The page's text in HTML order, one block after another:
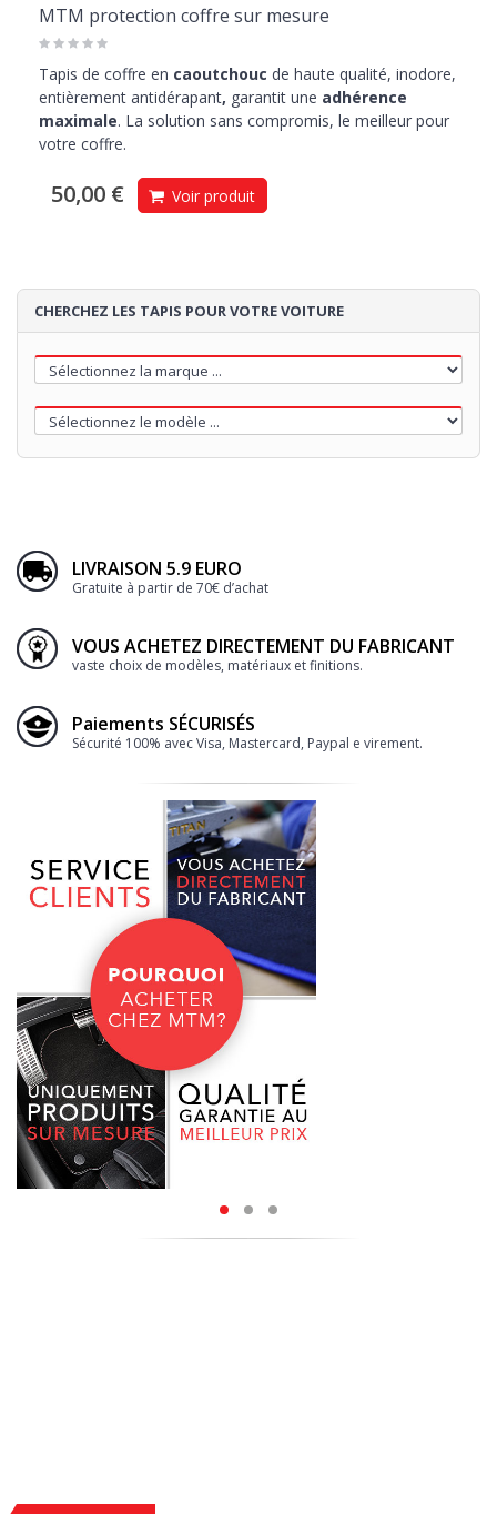
MTM protection coffre sur mesure
Tapis de coffre en caoutchouc de haute qualité, inodore,
entièrement antidérapant, garantit une adhérence
maximale. La solution sans compromis, le meilleur pour
votre coffre.
50,00 € Voir produit
CHERCHEZ LES TAPIS POUR VOTRE VOITURE
LIVRAISON 5.9 EURO
Gratuite à partir de 70€ d’achat
VOUS ACHETEZ DIRECTEMENT DU FABRICANT
vaste choix de modèles, matériaux et finitions.
Paiements SÉCURISÉS
Sécurité 100% avec Visa, Mastercard, Paypal e virement.